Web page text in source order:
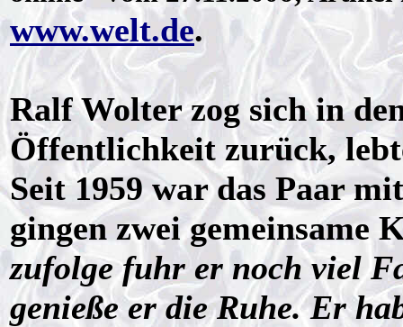
www.welt.de.
Ralf Wolter zog sich in
Öffentlichkeit zurück,
Seit 1959 war das Paar
gingen zwei gemeinsame
zufolge fuhr er noch viel
genieße er die Ruhe. Er